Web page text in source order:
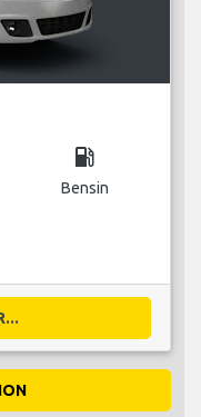
local_gas_station
Bensin